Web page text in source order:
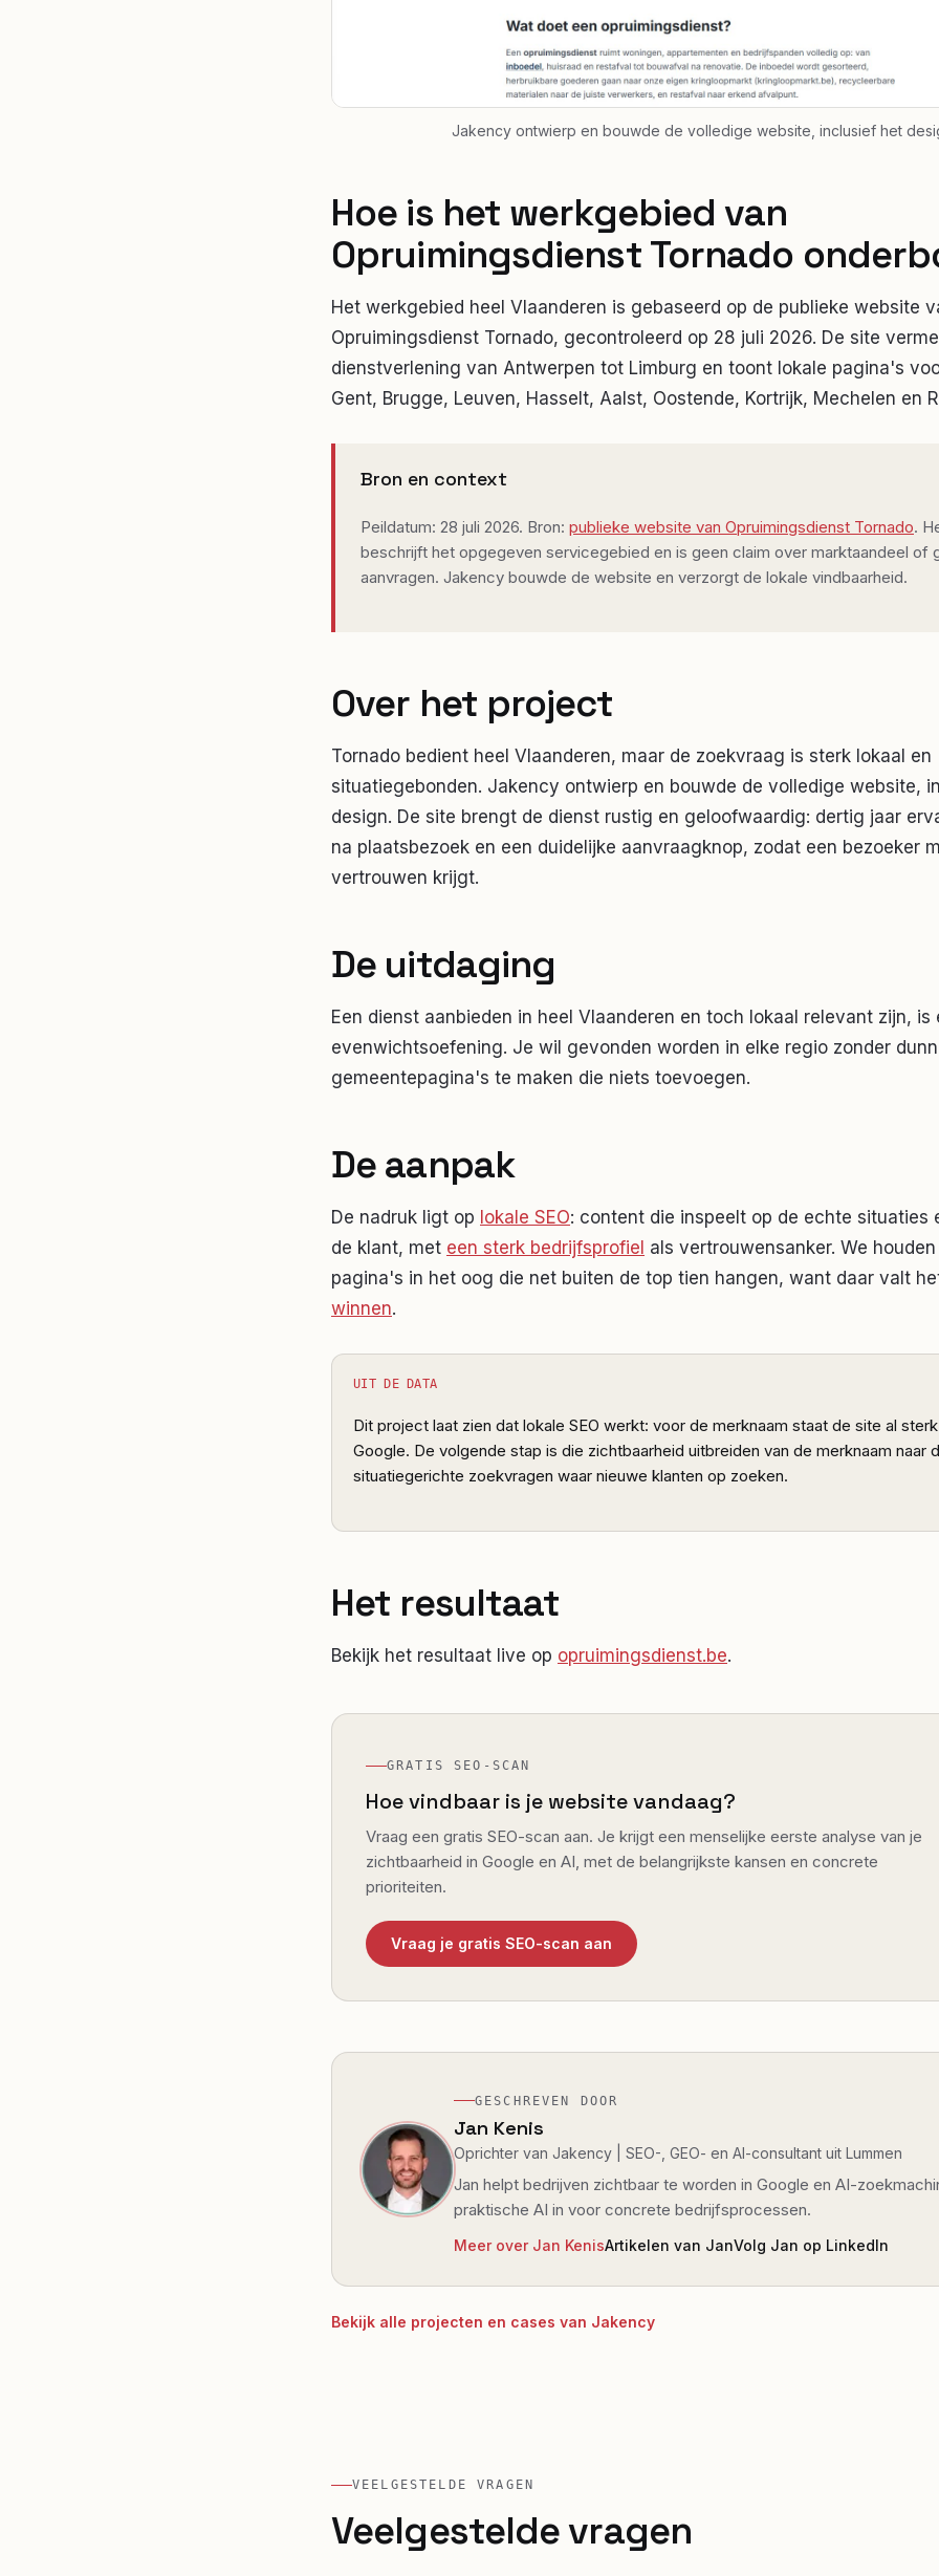
Jakency ontwierp en bouwde de volledige website, inclusief het
Hoe is het werkgebied van
Opruimingsdienst Tornado
Het werkgebied heel Vlaanderen is gebaseerd op de publieke website
Opruimingsdienst Tornado, gecontroleerd op 28 juli 2026. De site
dienstverlening van Antwerpen tot Limburg en toont lokale pagina's
Gent, Brugge, Leuven, Hasselt, Aalst, Oostende, Kortrijk, Mechelen en
Bron en context
Peildatum: 28 juli 2026. Bron: publieke website van Opruimingsdienst Tornado.
beschrijft het opgegeven servicegebied en is geen claim over marktaandeel of
aanvragen. Jakency bouwde de website en verzorgt de lokale vindbaarheid.
Over het project
Tornado bedient heel Vlaanderen, maar de zoekvraag is sterk lokaal en
situatiegebonden. Jakency ontwierp en bouwde de volledige website,
design. De site brengt de dienst rustig en geloofwaardig: dertig jaar
na plaatsbezoek en een duidelijke aanvraagknop, zodat een bezoeker
vertrouwen krijgt.
De uitdaging
Een dienst aanbieden in heel Vlaanderen en toch lokaal relevant zijn, is
evenwichtsoefening. Je wil gevonden worden in elke regio zonder
gemeentepagina's te maken die niets toevoegen.
De aanpak
De nadruk ligt op lokale SEO: content die inspeelt op de echte situaties
de klant, met een sterk bedrijfsprofiel als vertrouwensanker. We
pagina's in het oog die net buiten de top tien hangen, want daar valt
winnen.
UIT DE DATA
Dit project laat zien dat lokale SEO werkt: voor de merknaam staat de site al
Google. De volgende stap is die zichtbaarheid uitbreiden van de merknaam naar
situatiegerichte zoekvragen waar nieuwe klanten op zoeken.
Het resultaat
Bekijk het resultaat live op opruimingsdienst.be.
GRATIS SEO-SCAN
Hoe vindbaar is je website vandaag?
Vraag een gratis SEO-scan aan. Je krijgt een menselijke eerste analyse van je
zichtbaarheid in Google en AI, met de belangrijkste kansen en concrete
prioriteiten.
Vraag je gratis SEO-scan aan
GESCHREVEN DOOR
Jan Kenis
Oprichter van Jakency | SEO-, GEO- en AI-consultant uit Lummen
Jan helpt bedrijven zichtbaar te worden in Google en AI-
praktische AI in voor concrete bedrijfsprocessen.
Meer over Jan KenisArtikelen van JanVolg Jan op LinkedIn
Bekijk alle projecten en cases van Jakency
VEELGESTELDE VRAGEN
Veelgestelde vragen